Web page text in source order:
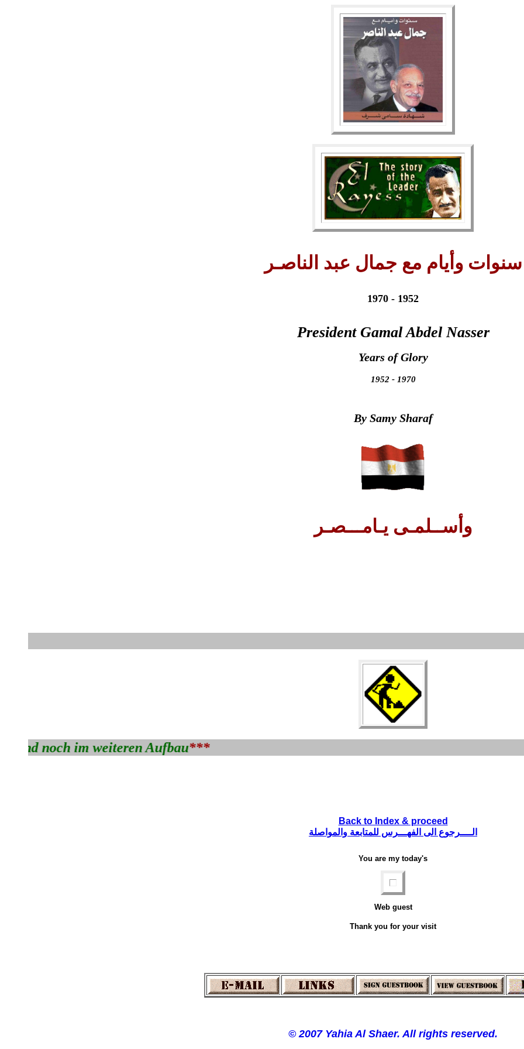
سنوات وأيام مع جمال عبد الناصـر
1952 - 1970
President Gamal Abdel Nasser
Years of Glory
1952 - 1970
By Samy Sharaf
وأســلمـى يـامـــصـر
sind noch im weiteren Aufbau***
Back to Index & proceed
الــــرجوع الى الفهـــرس للمتابعة والمواصلة
You are my today's
Web guest
Thank you for your visit
© 2007 Yahia Al Shaer. All rights reserved.